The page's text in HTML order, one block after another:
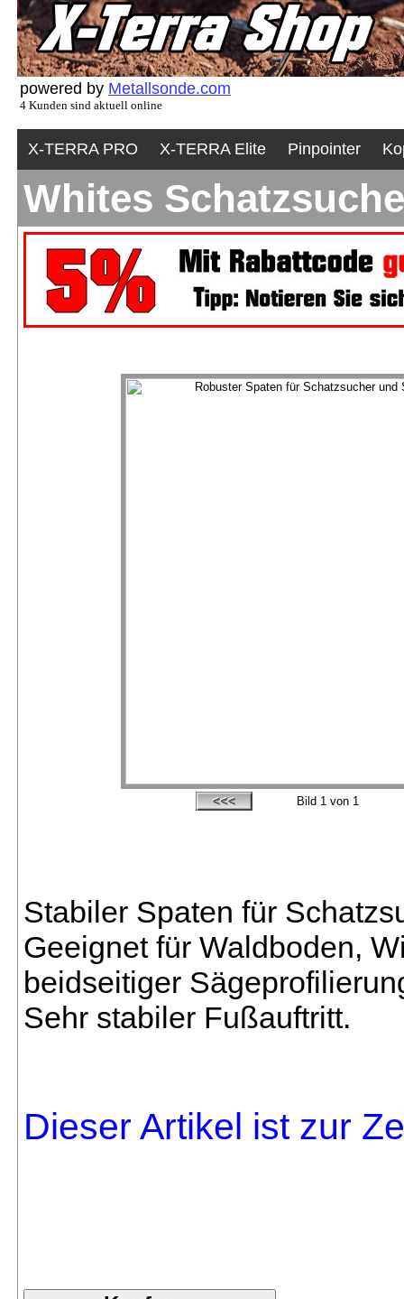
powered by Metallsonde.com
4 Kunden sind aktuell online
X-TERRA PRO X-TERRA Elite Pinpointer
Whites
Bild 1 von 1
Stabiler Spaten für
Geeignet für Waldboden,
beidseitiger
Sehr stabiler Fußauftritt.
Dieser Artikel ist zur